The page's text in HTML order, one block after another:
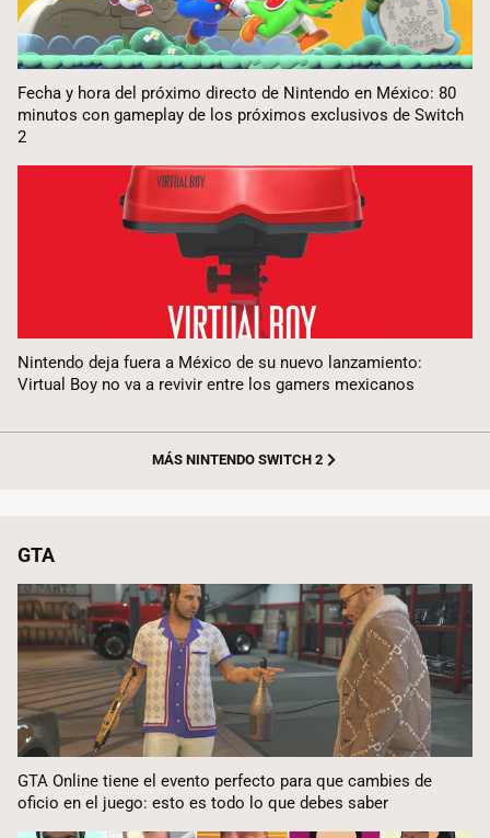
Fecha y hora del próximo directo de Nintendo en México: 80
minutos con gameplay de los próximos exclusivos de Switch
2
Nintendo deja fuera a México de su nuevo lanzamiento:
Virtual Boy no va a revivir entre los gamers mexicanos
MÁS NINTENDO SWITCH 2
GTA
GTA Online tiene el evento perfecto para que cambies de
oficio en el juego: esto es todo lo que debes saber